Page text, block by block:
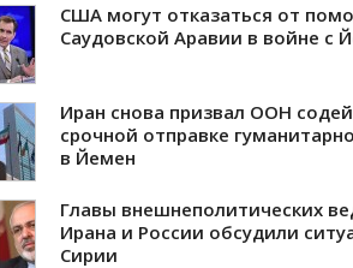
США могут отказаться от
Саудовской Аравии в войне с
Иран снова призвал ООН
срочной отправке
в Йемен
Главы внешнеполитических
Ирана и России обсудили
Сирии